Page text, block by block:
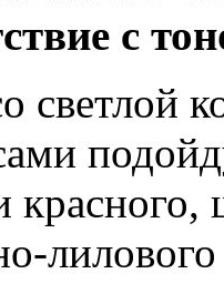
с
светлой
красного,